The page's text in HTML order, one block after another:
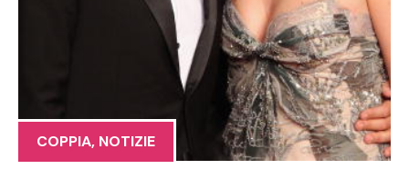
COPPIA, NOTIZIE